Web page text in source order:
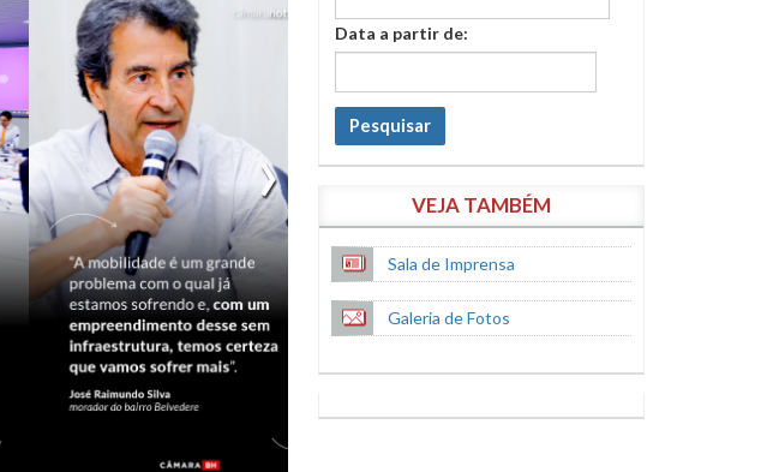
Data a partir de:
Pesquisar
VEJA TAMBÉM
Sala de Imprensa
Galeria de Fotos